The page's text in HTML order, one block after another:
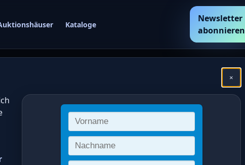
Kataloge
Newsletter
abonnieren
×
deutschen
/